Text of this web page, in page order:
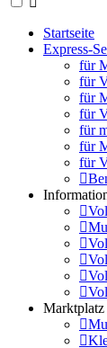
Startseite
Express-
für
für
für
für
für
für
für
Marktplatz